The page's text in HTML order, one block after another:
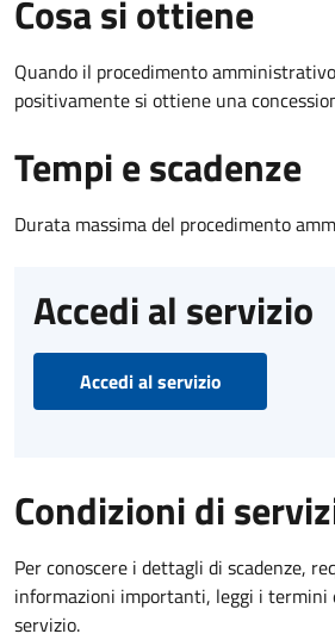
Cosa si ottiene
Quando il procedimento
positivamente si ottiene una
Tempi e scadenze
Durata massima del procedimento
Accedi al servizio
Accedi al servizio
Condizioni di
Per conoscere i dettagli di scadenze,
informazioni importanti, leggi i termini
servizio.